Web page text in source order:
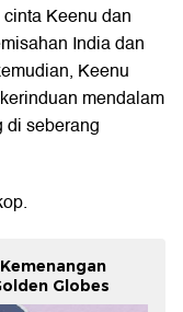
Keenu dan
India dan
Keenu
mendalam
di seberang
Globes